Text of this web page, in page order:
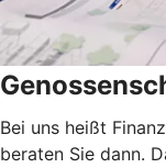
Bei uns heißt
beraten Sie dann.